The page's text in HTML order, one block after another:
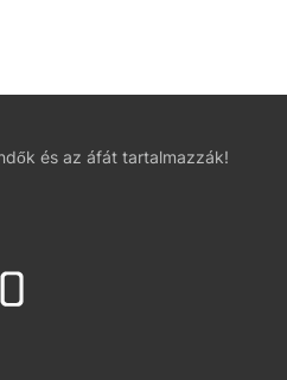
és az áfát tartalmazzák!